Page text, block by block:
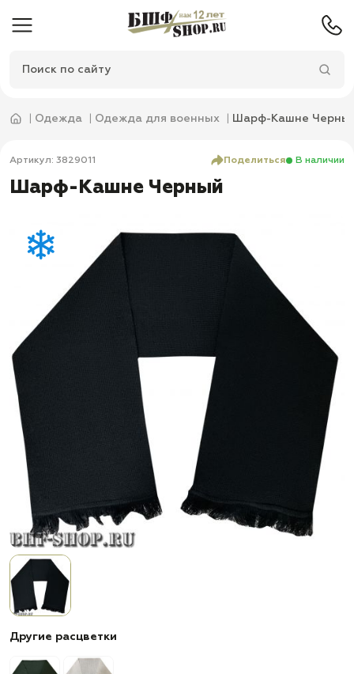
Одежда Одежда для военных Шарф-Кашне
Артикул: 3829011 Поделиться В наличии
Шарф-Кашне Черный
Другие расцветки